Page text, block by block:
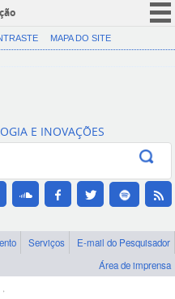
CORONAVÍRUS (COVID-19)
Canais
MAPA DO SITE
E INOVAÇÕES
Serviços
E-mail do Pesquisador
Área de imprensa